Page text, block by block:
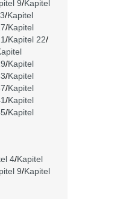
9/Kapitel
/Kapitel
/Kapitel
/Kapitel 22/
/Kapitel
/Kapitel
/Kapitel
/Kapitel
/Kapitel
4/Kapitel
9/Kapitel